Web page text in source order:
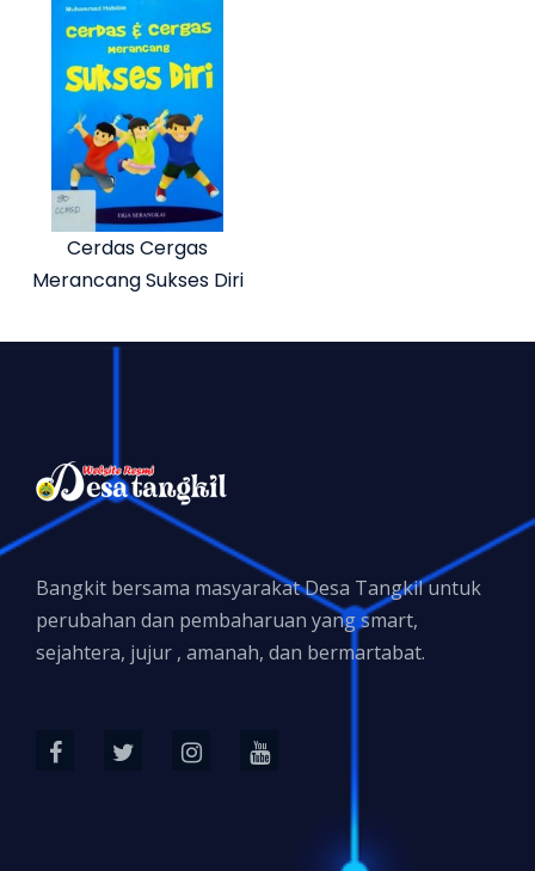
Cerdas Cergas
Merancang Sukses Diri
Bangkit bersama masyarakat Desa Tangkil untuk
perubahan dan pembaharuan yang smart,
sejahtera, jujur , amanah, dan bermartabat.